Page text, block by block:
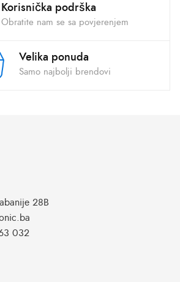
Korisnička podrška
Obratite nam se sa povjerenjem
Velika ponuda
Samo najbolji brendovi
28B
032